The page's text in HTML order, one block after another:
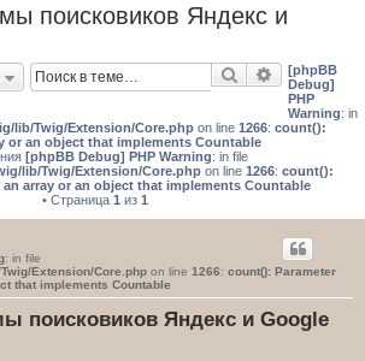
поисковиков Яндекс и
Поиск
[phpBB
Debug]
PHP
Warning: in
lib/Twig/Extension/Core.php on line 1266: count():
or an object that implements Countable
[phpBB Debug] PHP Warning: in file
lib/Twig/Extension/Core.phpon line 1266: count():
an array or an object that implements Countable
• Страница 1 из 1
: in file
Extension/Core.php on line 1266: count(): Parameter
that implements Countable
поисковиков Яндекс и Google